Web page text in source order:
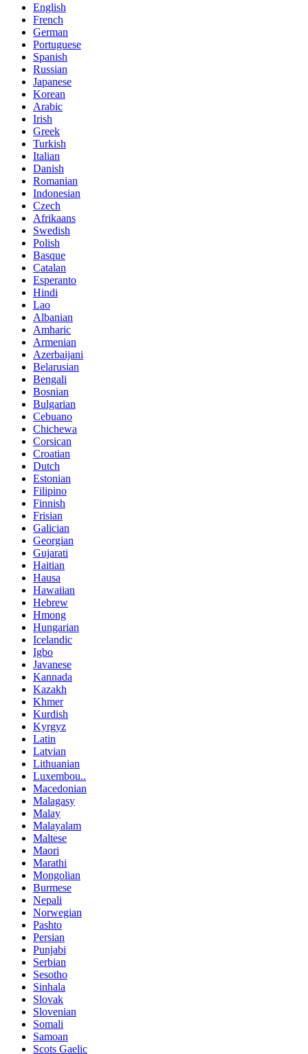
English
French
German
Portuguese
Spanish
Russian
Japanese
Korean
Arabic
Irish
Greek
Turkish
Italian
Danish
Romanian
Indonesian
Czech
Afrikaans
Swedish
Polish
Basque
Catalan
Esperanto
Hindi
Lao
Albanian
Amharic
Armenian
Azerbaijani
Belarusian
Bengali
Bosnian
Bulgarian
Cebuano
Chichewa
Corsican
Croatian
Dutch
Estonian
Filipino
Finnish
Frisian
Galician
Georgian
Gujarati
Haitian
Hausa
Hawaiian
Hebrew
Hmong
Hungarian
Icelandic
Igbo
Javanese
Kannada
Kazakh
Khmer
Kurdish
Kyrgyz
Latin
Latvian
Lithuanian
Luxembou..
Macedonian
Malagasy
Malay
Malayalam
Maltese
Maori
Marathi
Mongolian
Burmese
Nepali
Norwegian
Pashto
Persian
Punjabi
Serbian
Sesotho
Sinhala
Slovak
Slovenian
Somali
Samoan
Scots Gaelic